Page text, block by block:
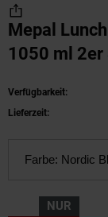
Mepal
1050 ml 2er
Verfügbarkeit:
Lieferzeit:
Farbe: Nordic
NUR